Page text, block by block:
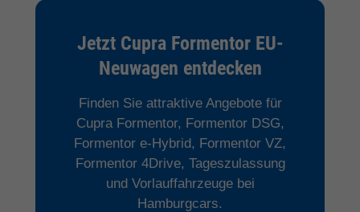
Jetzt Cupra Formentor EU-
Neuwagen entdecken
Finden Sie attraktive Angebote für
Cupra Formentor, Formentor DSG,
Formentor e-Hybrid, Formentor VZ,
Formentor 4Drive, Tageszulassung
und Vorlauffahrzeuge bei
Hamburgcars.